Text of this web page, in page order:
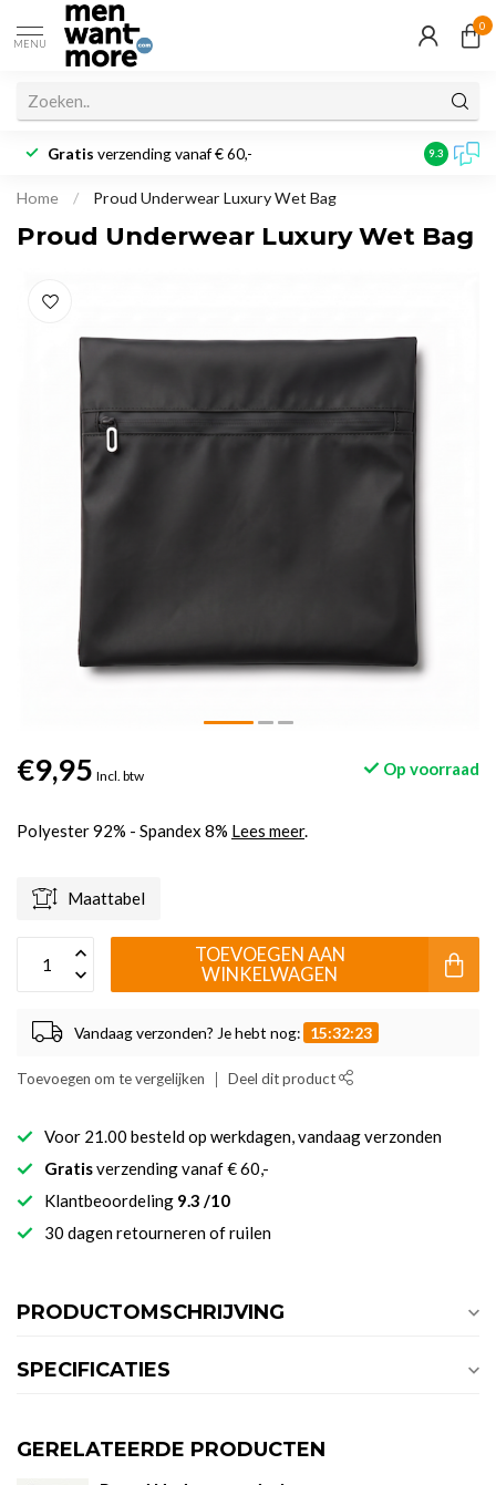
MENU
0
Gratis verzending vanaf € 60,- 9.3
Home / Proud Underwear Luxury Wet Bag
Proud Underwear Luxury Wet Bag
€9,95 Incl. btw Op voorraad
Polyester 92% - Spandex 8% Lees meer.
Maattabel
TOEVOEGEN AAN
WINKELWAGEN
Vandaag verzonden? Je hebt nog: 15:32:22
Toevoegen om te vergelijken Deel dit product
Voor 21.00 besteld op werkdagen, vandaag verzonden
Gratisverzending vanaf € 60,-
Klantbeoordeling 9.3 /10
30 dagen retourneren of ruilen
PRODUCTOMSCHRIJVING
SPECIFICATIES
GERELATEERDE PRODUCTEN